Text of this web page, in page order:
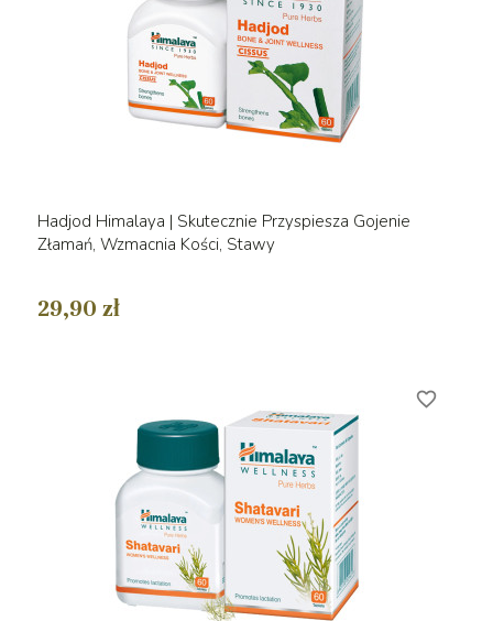
Hadjod Himalaya | Skutecznie Przyspiesza Gojenie
Złamań, Wzmacnia Kości, Stawy
29,90 zł
favorite_border